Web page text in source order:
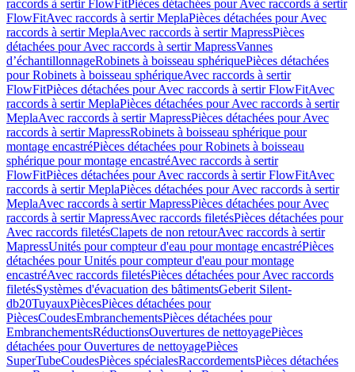
raccords à sertir FlowFitPièces détachées pour Avec raccords à sertir
FlowFitAvec raccords à sertir MeplaPièces détachées pour Avec
raccords à sertir MeplaAvec raccords à sertir MapressPièces
détachées pour Avec raccords à sertir MapressVannes
d’échantillonnageRobinets à boisseau sphériquePièces détachées
pour Robinets à boisseau sphériqueAvec raccords à sertir
FlowFitPièces détachées pour Avec raccords à sertir FlowFitAvec
raccords à sertir MeplaPièces détachées pour Avec raccords à sertir
MeplaAvec raccords à sertir MapressPièces détachées pour Avec
raccords à sertir MapressRobinets à boisseau sphérique pour
montage encastréPièces détachées pour Robinets à boisseau
sphérique pour montage encastréAvec raccords à sertir
FlowFitPièces détachées pour Avec raccords à sertir FlowFitAvec
raccords à sertir MeplaPièces détachées pour Avec raccords à sertir
MeplaAvec raccords à sertir MapressPièces détachées pour Avec
raccords à sertir MapressAvec raccords filetésPièces détachées pour
Avec raccords filetésClapets de non retourAvec raccords à sertir
MapressUnités pour compteur d'eau pour montage encastréPièces
détachées pour Unités pour compteur d'eau pour montage
encastréAvec raccords filetésPièces détachées pour Avec raccords
filetésSystèmes d'évacuation des bâtimentsGeberit Silent-
db20TuyauxPiècesPièces détachées pour
PiècesCoudesEmbranchementsPièces détachées pour
EmbranchementsRéductionsOuvertures de nettoyagePièces
détachées pour Ouvertures de nettoyagePièces
SuperTubeCoudesPièces spécialesRaccordementsPièces détachées